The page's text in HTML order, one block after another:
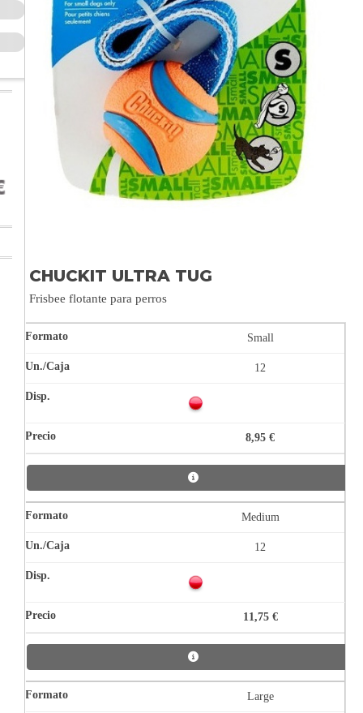
CHUCKIT ULTRA TUG
Frisbee flotante para perros
Small
12
8,95 €
Medium
12
11,75 €
Large